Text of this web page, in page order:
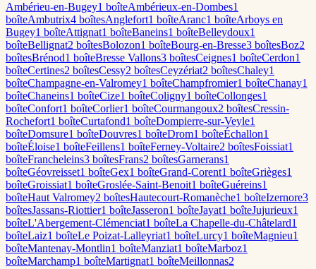
Ambérieu-en-Bugey1 boîteAmbérieux-en-Dombes1
boîteAmbutrix4 boîtesAnglefort1 boîteAranc1 boîteArboys en
Bugey1 boîteAttignat1 boîteBaneins1 boîteBelleydoux1
boîteBellignat2 boîtesBolozon1 boîteBourg-en-Bresse3 boîtesBoz2
boîtesBrénod1 boîteBresse Vallons3 boîtesCeignes1 boîteCerdon1
boîteCertines2 boîtesCessy2 boîtesCeyzériat2 boîtesChaley1
boîteChampagne-en-Valromey1 boîteChampfromier1 boîteChanay1
boîteChaneins1 boîteCize1 boîteColigny1 boîteCollonges1
boîteConfort1 boîteCorlier1 boîteCourmangoux2 boîtesCressin-
Rochefort1 boîteCurtafond1 boîteDompierre-sur-Veyle1
boîteDomsure1 boîteDouvres1 boîteDrom1 boîteÉchallon1
boîteÉloise1 boîteFeillens1 boîteFerney-Voltaire2 boîtesFoissiat1
boîteFrancheleins3 boîtesFrans2 boîtesGarnerans1
boîteGéovreisset1 boîteGex1 boîteGrand-Corent1 boîteGrièges1
boîteGroissiat1 boîteGroslée-Saint-Benoit1 boîteGuéreins1
boîteHaut Valromey2 boîtesHautecourt-Romanèche1 boîteIzernore3
boîtesJassans-Riottier1 boîteJasseron1 boîteJayat1 boîteJujurieux1
boîteL'Abergement-Clémenciat1 boîteLa Chapelle-du-Châtelard1
boîteLaiz1 boîteLe Poizat-Lalleyriat1 boîteLurcy1 boîteMagnieu1
boîteMantenay-Montlin1 boîteManziat1 boîteMarboz1
boîteMarchamp1 boîteMartignat1 boîteMeillonnas2